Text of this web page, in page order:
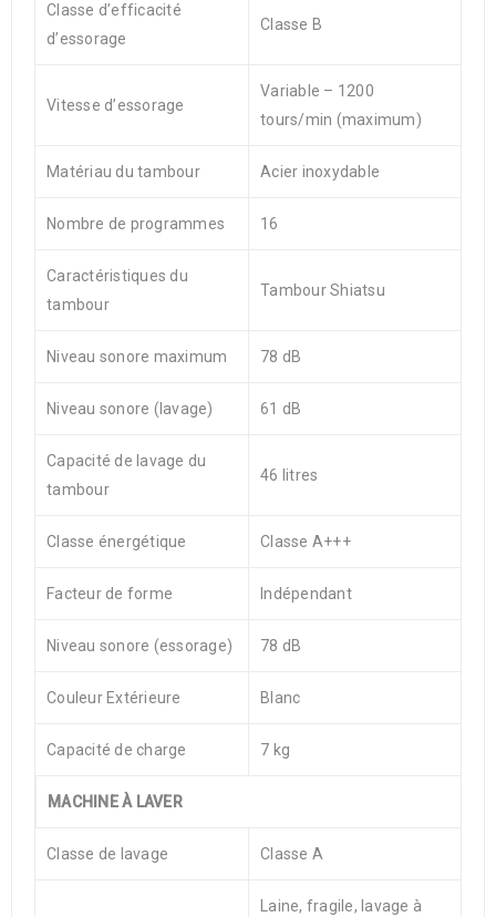
Classe d’efficacité
d’essorage
Classe B
Vitesse d’essorage
Variable – 1200
tours/min (maximum)
Matériau du tambour Acier inoxydable
Nombre de programmes 16
Caractéristiques du
tambour
Tambour Shiatsu
Niveau sonore maximum 78 dB
Niveau sonore (lavage) 61 dB
Capacité de lavage du
tambour
46 litres
Classe énergétique Classe A+++
Facteur de forme Indépendant
Niveau sonore (essorage) 78 dB
Couleur Extérieure Blanc
Capacité de charge 7 kg
MACHINE À LAVER
Classe de lavage Classe A
Laine, fragile, lavage à